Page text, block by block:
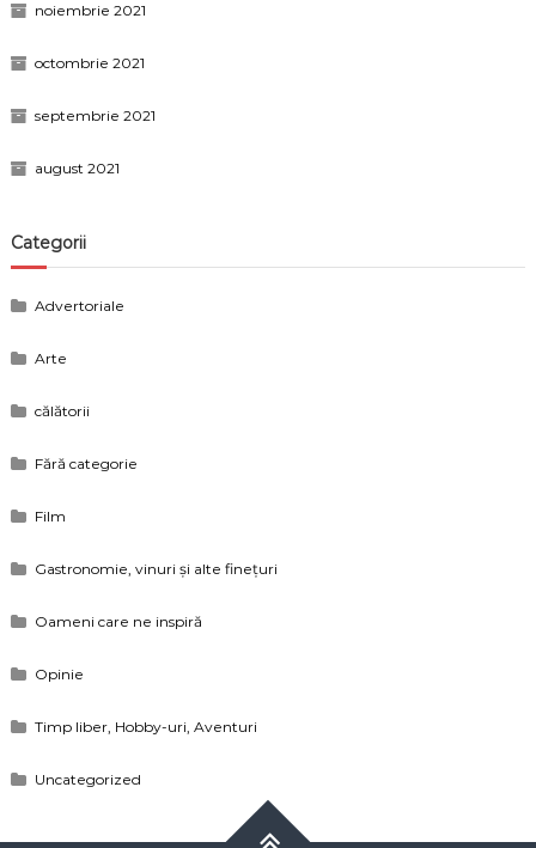
noiembrie 2021
octombrie 2021
septembrie 2021
august 2021
Categorii
Advertoriale
Arte
călătorii
Fără categorie
Film
Gastronomie, vinuri și alte finețuri
Oameni care ne inspiră
Opinie
Timp liber, Hobby-uri, Aventuri
Uncategorized